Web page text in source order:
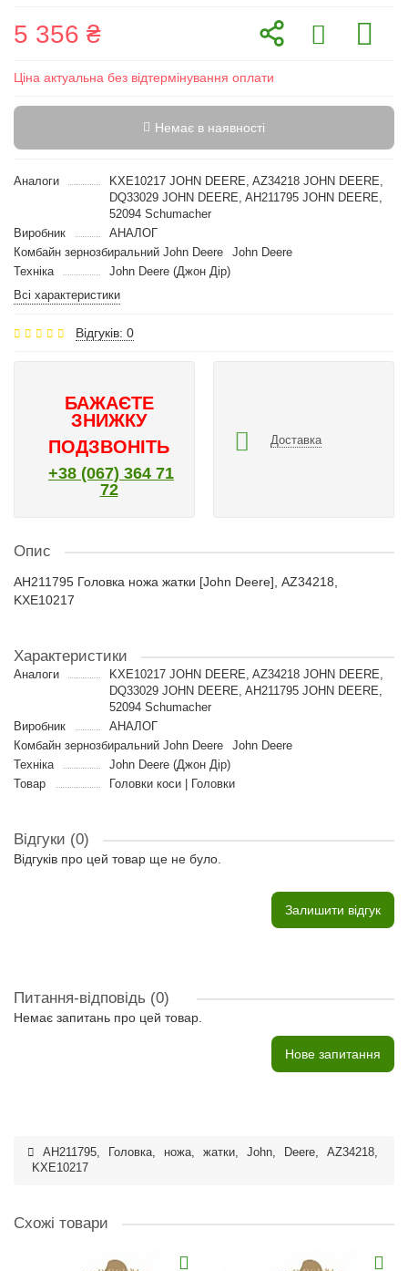
5 356 ₴
Ціна актуальна без відтермінування оплати
Немає в наявності
Аналоги
KXE10217 JOHN DEERE, AZ34218 JOHN DEERE,
DQ33029 JOHN DEERE, AH211795 JOHN DEERE,
52094 Schumacher
Виробник
АНАЛОГ
Комбайн зернозбиральний John Deere
John Deere
Техніка
John Deere (Джон Дір)
Всі характеристики
Відгуків: 0
БАЖАЄТЕ
ЗНИЖКУ
ПОДЗВОНІТЬ
+38 (067) 364 71
72
Доставка
Опис
AH211795 Головка ножа жатки [John Deere], AZ34218,
KXE10217
Характеристики
Аналоги
KXE10217 JOHN DEERE, AZ34218 JOHN DEERE,
DQ33029 JOHN DEERE, AH211795 JOHN DEERE,
52094 Schumacher
Виробник
АНАЛОГ
Комбайн зернозбиральний John Deere
John Deere
Техніка
John Deere (Джон Дір)
Товар
Головки коси | Головки
Відгуки (0)
Відгуків про цей товар ще не було.
Залишити відгук
Питання-відповідь (0)
Немає запитань про цей товар.
Нове запитання
AH211795, Головка, ножа, жатки, John, Deere, AZ34218,
KXE10217
Схожі товари